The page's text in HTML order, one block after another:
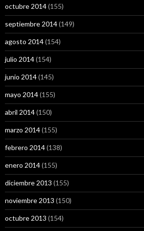
octubre 2014(155)
septiembre 2014(149)
agosto 2014(154)
julio 2014(154)
junio 2014(145)
mayo 2014(155)
abril 2014(150)
marzo 2014(155)
febrero 2014(138)
enero 2014(155)
diciembre 2013 (155)
noviembre 2013 (150)
octubre 2013 (154)